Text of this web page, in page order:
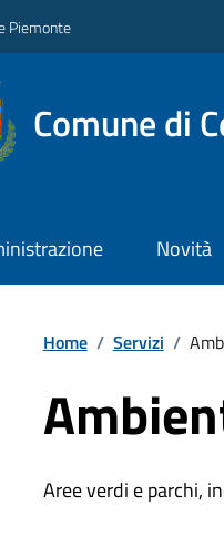
Piemonte
Comune di
Novità
Home / Servizi /
Aree verdi e parchi,